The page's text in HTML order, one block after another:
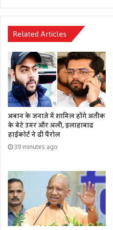
Related Articles
अबान के जनाजे में शामिल होंगे अतीक
के बेटे उमर और अली, इलाहाबाद
हाईकोर्ट ने दी पैरोल
39 minutes ago